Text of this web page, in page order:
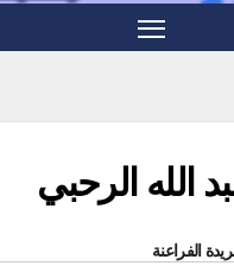
الله الرحبي
الفراعنة